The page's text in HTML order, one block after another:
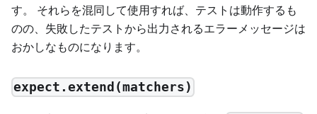
す。 それらを混同して使用すれば、テストは動作するも
のの、失敗したテストから出力されるエラーメッセージは
おかしなものになります。
expect.extend(matchers)